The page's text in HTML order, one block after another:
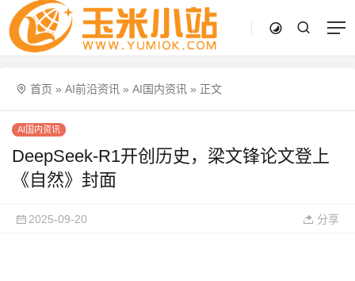
首页 » AI前沿资讯 » AI国内资讯 » 正文
AI国内资讯
DeepSeek-R1开创历史，梁文锋论文登上
《自然》封面
2025-09-20 分享